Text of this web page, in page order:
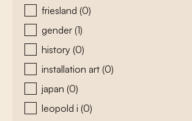
friesland (0)
gender (1)
history (0)
installation art (0)
japan (0)
leopold i (0)